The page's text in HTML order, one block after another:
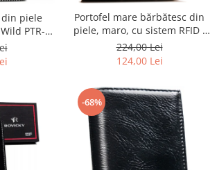
piele
PTR-
BL
Portofel mare bărbătesc din
piele, maro, cu sistem RFID -
Peterson PTR-PTN N992-LWC-
0734 CO
224,00 Lei
124,00 Lei
-68%